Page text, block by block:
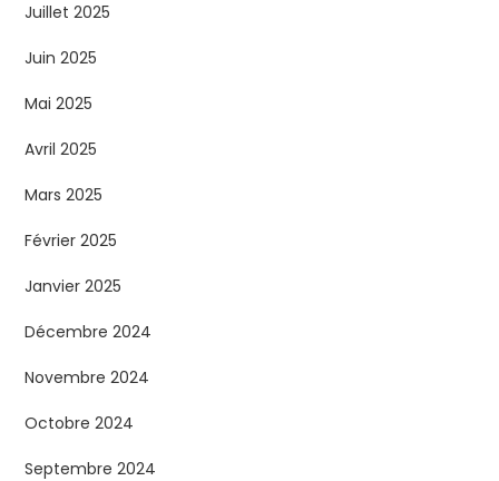
Juillet 2025
Juin 2025
Mai 2025
Avril 2025
Mars 2025
Février 2025
Janvier 2025
Décembre 2024
Novembre 2024
Octobre 2024
Septembre 2024